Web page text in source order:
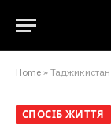
Home » Таджикистан –
СПОСІБ ЖИТТЯ